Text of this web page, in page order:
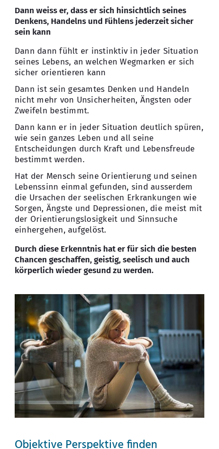
Dann weiss er, dass er sich hinsichtlich seines
Denkens, Handelns und Fühlens jederzeit sicher
sein kann
Dann dann fühlt er instinktiv in jeder Situation
seines Lebens, an welchen Wegmarken er sich
sicher orientieren kann
Dann ist sein gesamtes Denken und Handeln
nicht mehr von Unsicherheiten, Ängsten oder
Zweifeln bestimmt.
Dann kann er in jeder Situation deutlich spüren,
wie sein ganzes Leben und all seine
Entscheidungen durch Kraft und Lebensfreude
bestimmt werden.
Hat der Mensch seine Orientierung und seinen
Lebenssinn einmal gefunden, sind ausserdem
die Ursachen der seelischen Erkrankungen wie
Sorgen, Ängste und Depressionen, die meist mit
der Orientierungslosigkeit und Sinnsuche
einhergehen, aufgelöst.
Durch diese Erkenntnis hat er für sich die besten
Chancen geschaffen, geistig, seelisch und auch
körperlich wieder gesund zu werden.
Objektive Perspektive finden